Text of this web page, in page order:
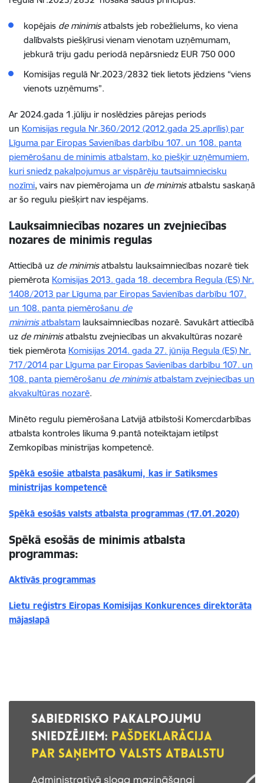
kopējais de minimisatbalsts jeb robežlielums, ko viena
dalībvalsts piešķīrusi vienam vienotam uzņēmumam,
jebkurā triju gadu periodā nepārsniedz EUR 750 000
Komisijas regulā Nr.2023/2832 tiek lietots jēdziens “viens
vienots uzņēmums”.
Ar 2024.gada 1.jūliju ir noslēdzies pārejas periods
un Komisijas regula Nr.360/2012 (2012.gada 25.aprīlis) par
Līguma par Eiropas Savienības darbību 107. un 108. panta
piemērošanu de minimis atbalstam, ko piešķir uzņēmumiem,
kuri sniedz pakalpojumus ar vispārēju tautsaimniecisku
nozīmi, vairs nav piemērojama un de minimisatbalstu saskaņā
ar šo regulu piešķirt nav iespējams.
Lauksaimniecības nozares un zvejniecības
nozares de minimis regulas
Attiecībā uz de minimisatbalstu lauksaimniecības nozarē tiek
piemērota Komisijas 2013. gada 18. decembra Regula (ES) Nr.
1408/2013 par Līguma par Eiropas Savienības darbību 107.
un 108. panta piemērošanu de
minimisatbalstam lauksaimniecības nozarē. Savukārt attiecībā
uz de minimisatbalstu zvejniecības un akvakultūras nozarē
tiek piemērota Komisijas 2014. gada 27. jūnija Regula (ES) Nr.
717/2014 par Līguma par Eiropas Savienības darbību 107. un
108. panta piemērošanu de minimisatbalstam zvejniecības un
akvakultūras nozarē.
Minēto regulu piemērošana Latvijā atbilstoši Komercdarbības
atbalsta kontroles likuma 9.pantā noteiktajam ietilpst
Zemkopības ministrijas kompetencē.
Spēkā esošie atbalsta pasākumi, kas ir Satiksmes
ministrijas kompetencē
Spēkā esošās valsts atbalsta programmas (17.01.2020)
Spēkā esošās de minimis atbalsta
programmas:
Aktīvās programmas
Lietu reģistrs Eiropas Komisijas Konkurences direktorāta
mājaslapā